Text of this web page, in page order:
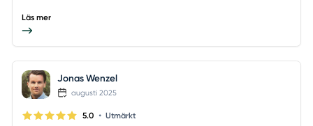
Läs mer
Jonas Wenzel
augusti 2025
5.0 • Utmärkt